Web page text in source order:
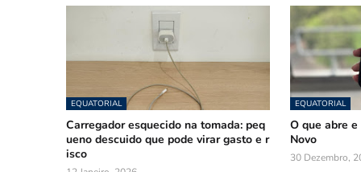
EQUATORIAL
Carregador esquecido na tomada: peq
ueno descuido que pode virar gasto e r
isco
EQUATORIAL
O que abre
Novo
30 Dezembro,